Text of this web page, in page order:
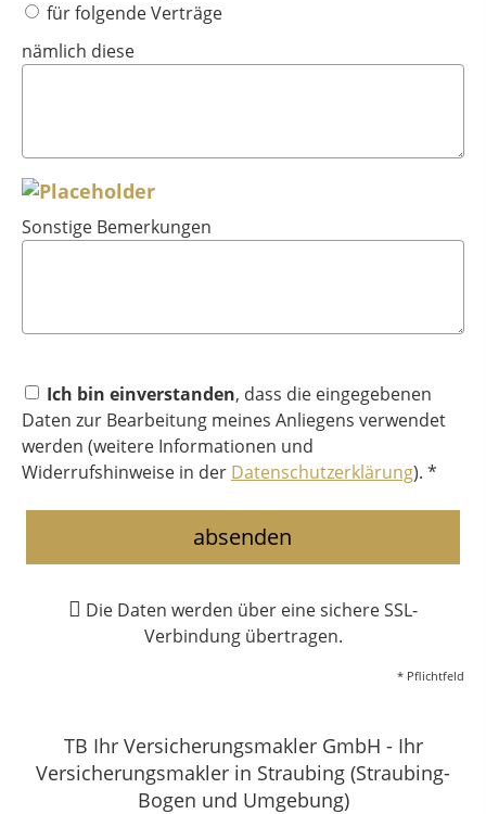
für folgende Verträge
nämlich diese
Sonstige Bemerkungen
Ich bin einverstanden, dass die eingegebenen
Daten zur Bearbeitung meines Anliegens verwendet
werden (weitere Informationen und
Widerrufshinweise in der Datenschutzerklärung). *
absenden
Die Daten werden über eine sichere SSL-
Verbindung übertragen.
* Pflichtfeld
TB Ihr Versicherungsmakler GmbH - Ihr
Versicherungsmakler in Straubing (Straubing-
Bogen und Umgebung)